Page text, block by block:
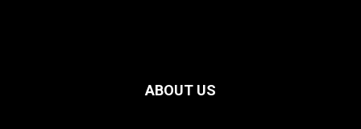
ABOUT US